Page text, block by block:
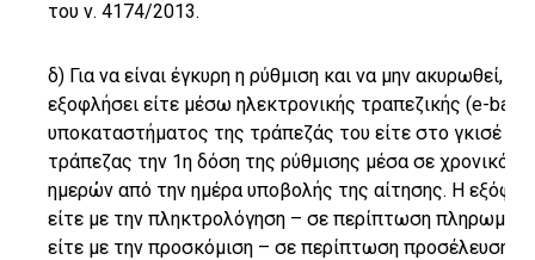
του ν. 4174/2013.
δ) Για να είναι έγκυρη η ρύθμιση και να μην ακυρωθεί,
εξοφλήσει είτε μέσω ηλεκτρονικής τραπεζικής (e-
υποκαταστήματος της τράπεζάς του είτε στο γκισέ
τράπεζας την 1η δόση της ρύθμισης μέσα σε χρονικό
ημερών από την ημέρα υποβολής της αίτησης. Η
είτε με την πληκτρολόγηση – σε περίπτωση
είτε με την προσκόμιση – σε περίπτωση προσέλευσης